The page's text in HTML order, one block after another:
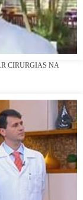
CIRURGIAS NA